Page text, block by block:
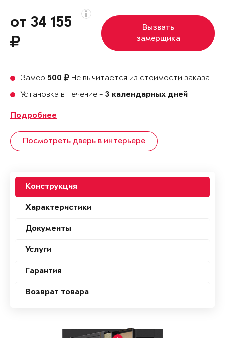
от 34 155
Вызвать
замерщика
Замер 500
Не вычитается из стоимости заказа.
Установка в течение - 3 календарных дней
Подробнее
Посмотреть дверь в интерьере
Конструкция
Характеристики
Документы
Услуги
Гарантия
Возврат товара